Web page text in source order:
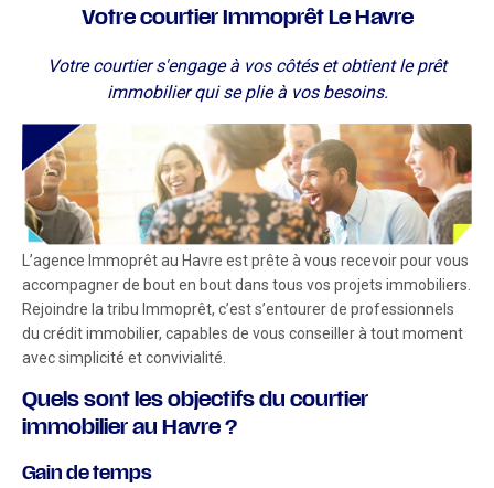
Votre courtier Immoprêt Le Havre
Votre courtier s'engage à vos côtés et obtient le prêt
immobilier qui se plie à vos besoins.
L’agence Immoprêt au Havre est prête à vous recevoir pour vous
accompagner de bout en bout dans tous vos projets immobiliers.
Rejoindre la tribu Immoprêt, c’est s’entourer de professionnels
du crédit immobilier, capables de vous conseiller à tout moment
avec simplicité et convivialité.
Quels sont les objectifs du courtier
immobilier au Havre ?
Gain de temps